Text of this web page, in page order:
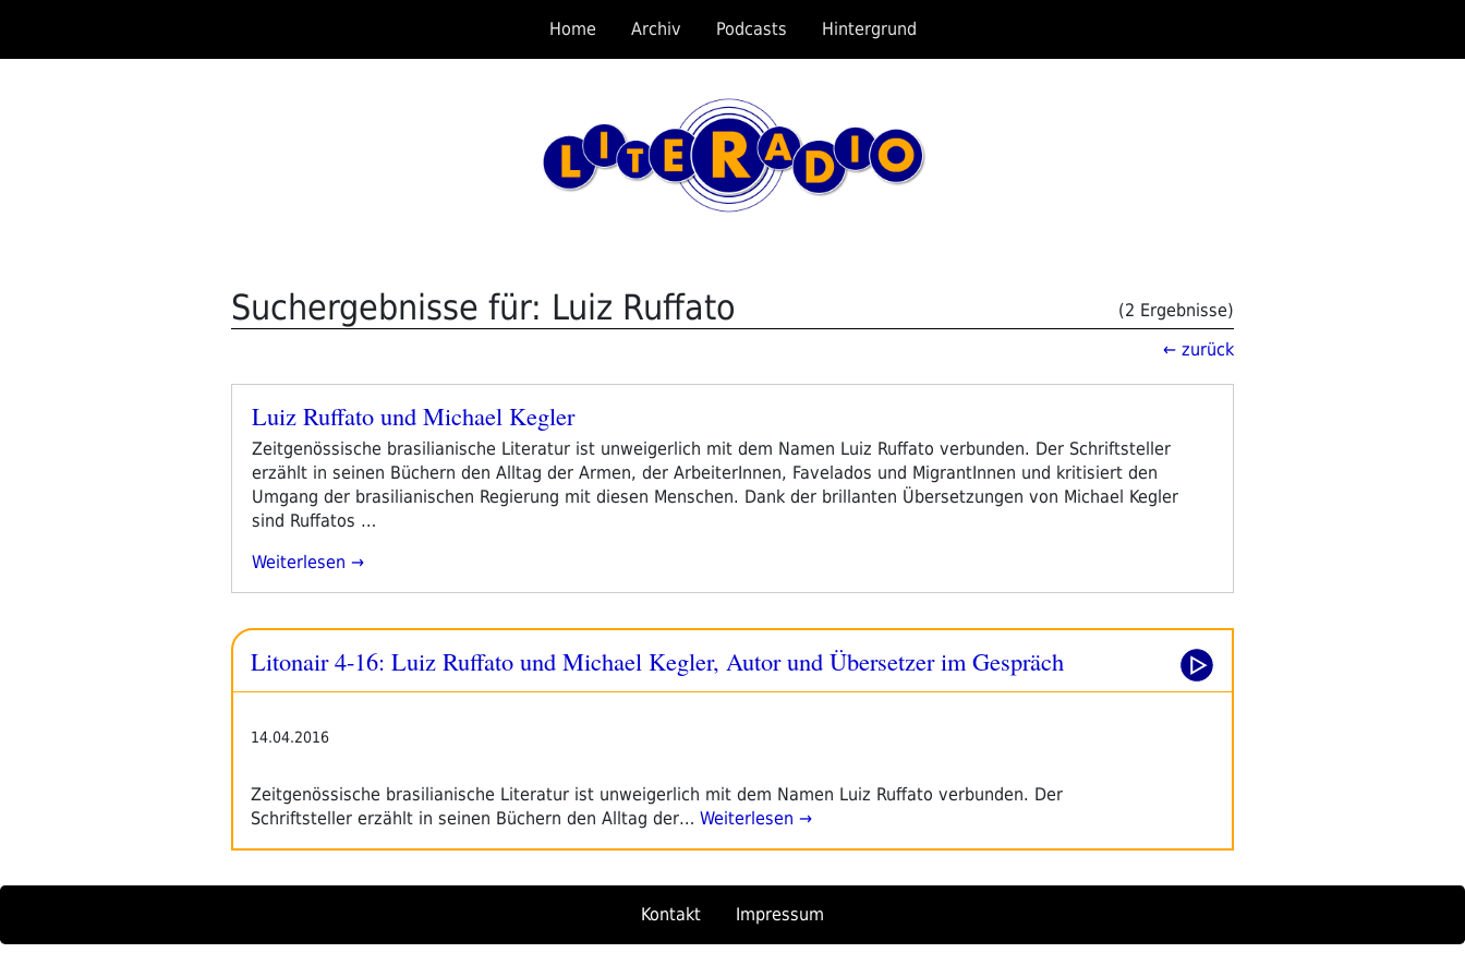
springen
Home Archiv Podcasts Hintergrund
Suchergebnisse für: Luiz Ruffato
(2 Ergebnisse)
← zurück
Veröffentlicht
Luiz Ruffato und Michael Kegler
Zeitgenössische brasilianische Literatur ist unweigerlich mit dem Namen Luiz Ruffato verbunden. Der Schriftsteller
erzählt in seinen Büchern den Alltag der Armen, der ArbeiterInnen, Favelados und MigrantInnen und kritisiert den
Umgang der brasilianischen Regierung mit diesen Menschen. Dank der brillanten Übersetzungen von Michael Kegler
sind Ruffatos …
„Luiz
Michael
Kegler“
Weiterlesen
Litonair 4-16: Luiz Ruffato und Michael Kegler, Autor und Übersetzer im Gespräch
14.04.2016
Zeitgenössische brasilianische Literatur ist unweigerlich mit dem Namen Luiz Ruffato verbunden. Der
Schriftsteller erzählt in seinen Büchern den Alltag der… Weiterlesen →
Kontakt Impressum